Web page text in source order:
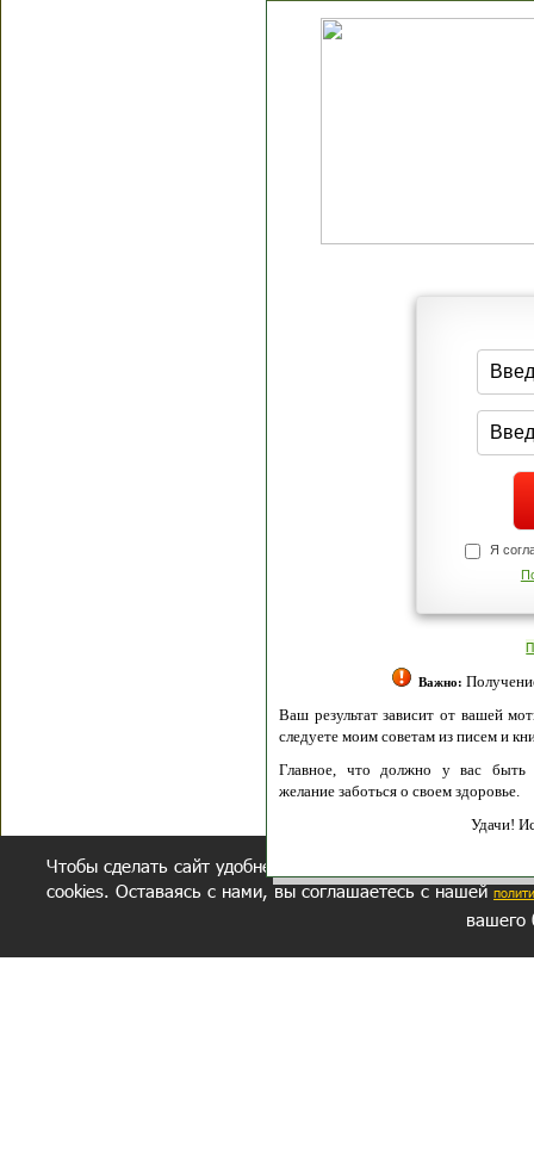
Я
Важно:Получение
Ваш результат зависит от вашей
следуете моим советам из писем и книг.
Главное, что должно у вас быть -
желание заботься о своем здоровье.
Удачи!
Чтобы сделать сайт удобнее, осуществляется обработка
cookies. Оставаясь с нами, вы соглашаетесь с нашей
вашего